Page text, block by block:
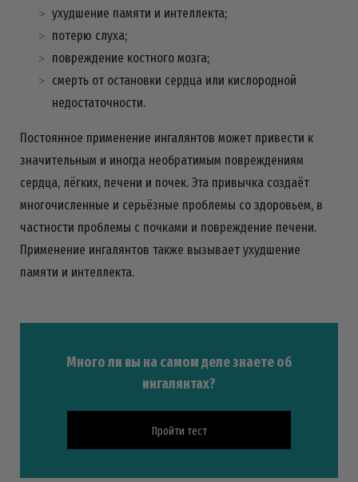
ухудшение памяти и интеллекта;
потерю слуха;
повреждение костного мозга;
смерть от остановки сердца или кислородной
недостаточности.
Постоянное применение ингалянтов может привести к
значительным и иногда необратимым повреждениям
сердца, лёгких, печени и почек. Эта привычка создаёт
многочисленные и серьёзные проблемы со здоровьем, в
частности проблемы с почками и повреждение печени.
Применение ингалянтов также вызывает ухудшение
памяти и интеллекта.
Много ли вы на самом деле знаете об
ингалянтах?
Пройти тест